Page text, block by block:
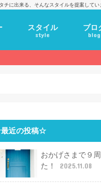
チに出来る、そんなスタイルを提案して
スタイル
style
ブロ
blog
近の投稿☆
おかげさまで９
た！
2025.11.08